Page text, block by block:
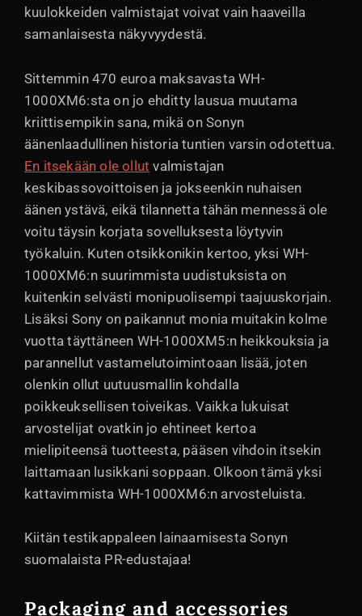
kuulokkeiden valmistajat voivat vain haaveilla
samanlaisesta näkyvyydestä.
Sittemmin 470 euroa maksavasta WH-
1000XM6:sta on jo ehditty lausua muutama
kriittisempikin sana, mikä on Sonyn
äänenlaadullinen historia tuntien varsin odotettua.
En itsekään ole ollut valmistajan
keskibassovoittoisen ja jokseenkin nuhaisen
äänen ystävä, eikä tilannetta tähän mennessä ole
voitu täysin korjata sovelluksesta löytyvin
työkaluin. Kuten otsikkonikin kertoo, yksi WH-
1000XM6:n suurimmista uudistuksista on
kuitenkin selvästi monipuolisempi taajuuskorjain.
Lisäksi Sony on paikannut monia muitakin kolme
vuotta täyttäneen WH-1000XM5:n heikkouksia ja
parannellut vastamelutoimintoaan lisää, joten
olenkin ollut uutuusmallin kohdalla
poikkeuksellisen toiveikas. Vaikka lukuisat
arvostelijat ovatkin jo ehtineet kertoa
mielipiteensä tuotteesta, pääsen vihdoin itsekin
laittamaan lusikkani soppaan. Olkoon tämä yksi
kattavimmista WH-1000XM6:n arvosteluista.
Kiitän testikappaleen lainaamisesta Sonyn
suomalaista PR-edustajaa!
Packaging and accessories